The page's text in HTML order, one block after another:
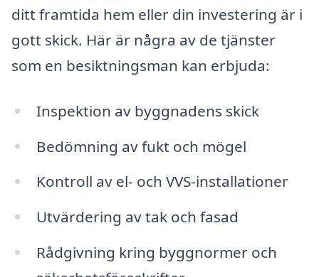
ditt framtida hem eller din investering är i
gott skick. Här är några av de tjänster
som en besiktningsman kan erbjuda:
Inspektion av byggnadens skick
Bedömning av fukt och mögel
Kontroll av el- och VVS-installationer
Utvärdering av tak och fasad
Rådgivning kring byggnormer och